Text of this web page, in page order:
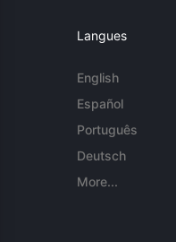
Langues
English
Español
Português
Deutsch
More...